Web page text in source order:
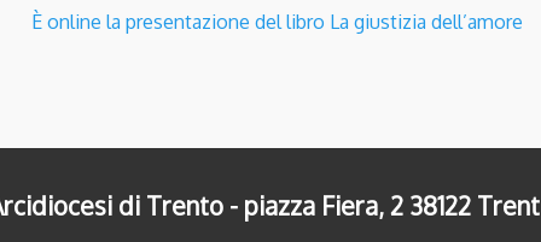
È online la presentazione del libro La giustizia dell’amore
di Trento - piazza Fiera, 2 38122